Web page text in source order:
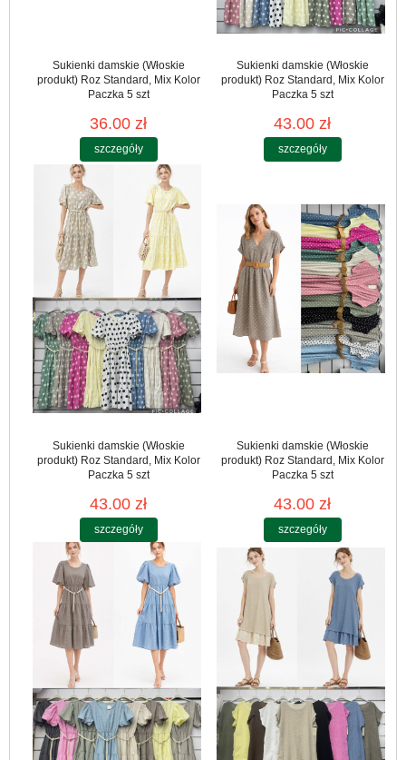
Sukienki damskie (Włoskie
produkt) Roz Standard, Mix Kolor
Paczka 5 szt
36.00 zł
szczegóły
Sukienki damskie (Włoskie
produkt) Roz Standard, Mix Kolor
Paczka 5 szt
43.00 zł
szczegóły
Sukienki damskie (Włoskie
produkt) Roz Standard, Mix Kolor
Paczka 5 szt
43.00 zł
szczegóły
Sukienki damskie (Włoskie
produkt) Roz Standard, Mix Kolor
Paczka 5 szt
43.00 zł
szczegóły